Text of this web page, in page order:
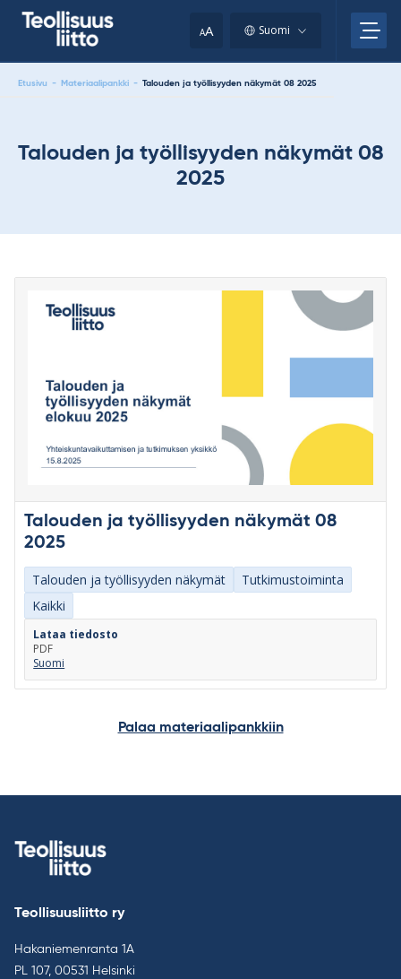
AA Suomi
Etusivu - Materiaalipankki - Talouden ja työllisyyden näkymät 08 2025
Talouden ja työllisyyden näkymät 08
2025
Talouden ja työllisyyden näkymät 08
2025
Talouden ja työllisyyden näkymät
Tutkimustoiminta
Kaikki
Lataa tiedosto
PDF
Suomi
Palaa materiaalipankkiin
clipboard.)
Teollisuusliitto ry
Hakaniemenranta 1A
PL 107, 00531 Helsinki